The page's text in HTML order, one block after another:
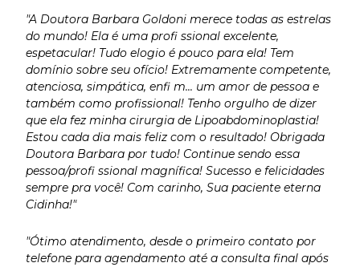
"A Doutora Barbara Goldoni merece todas as estrelas
do mundo! Ela é uma profi ssional excelente,
espetacular! Tudo elogio é pouco para ela! Tem
domínio sobre seu ofício! Extremamente competente,
atenciosa, simpática, enfi m... um amor de pessoa e
também como profissional! Tenho orgulho de dizer
que ela fez minha cirurgia de Lipoabdominoplastia!
Estou cada dia mais feliz com o resultado! Obrigada
Doutora Barbara por tudo! Continue sendo essa
pessoa/profi ssional magnífica! Sucesso e felicidades
sempre pra você! Com carinho, Sua paciente eterna
Cidinha!"
"Ótimo atendimento, desde o primeiro contato por
telefone para agendamento até a consulta final após